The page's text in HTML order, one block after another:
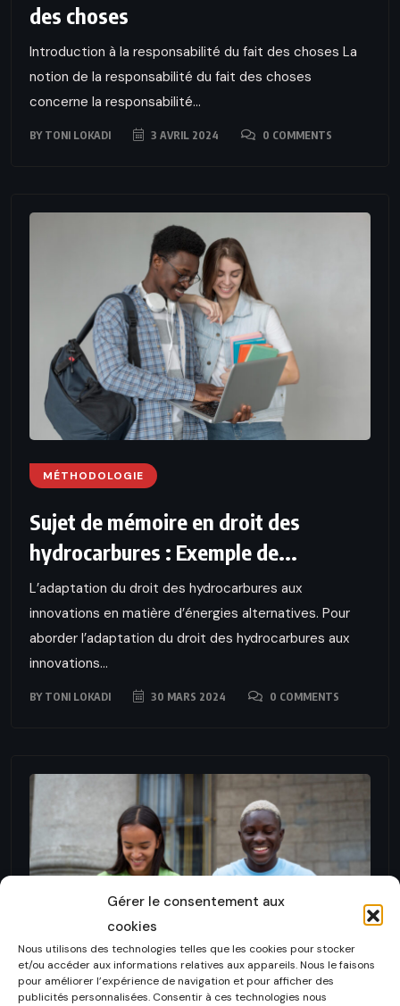
Gérer le consentement aux
cookies
Nous utilisons des technologies telles que les cookies pour stocker
et/ou accéder aux informations relatives aux appareils. Nous le faisons
pour améliorer l’expérience de navigation et pour afficher des
publicités personnalisées. Consentir à ces technologies nous
des choses
Introduction à la responsabilité du fait des choses La
notion de la responsabilité du fait des choses
concerne la responsabilité...
BY TONI LOKADI 3 AVRIL 2024 0 COMMENTS
MÉTHODOLOGIE
Sujet de mémoire en droit des
hydrocarbures : Exemple de...
L’adaptation du droit des hydrocarbures aux
innovations en matière d’énergies alternatives. Pour
aborder l’adaptation du droit des hydrocarbures aux
innovations...
BY TONI LOKADI 30 MARS 2024 0 COMMENTS